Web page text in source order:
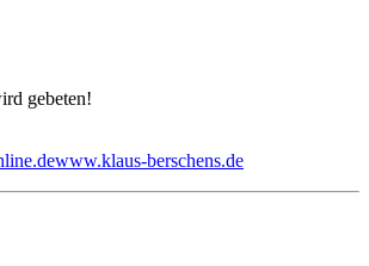
gebeten!
www.klaus-berschens.de